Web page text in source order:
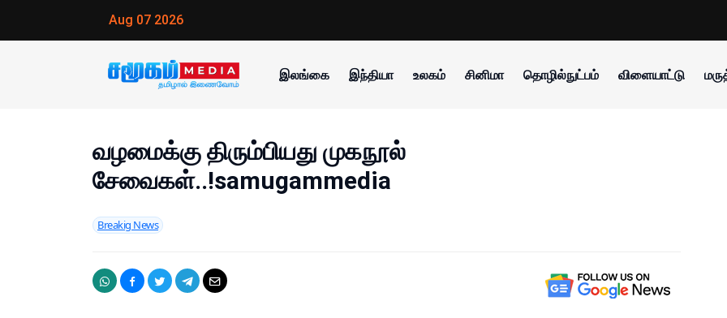
Aug 07 2026
இலங்கை இந்தியா உலகம் சினிமா தொழில்நுட்பம் விளையாட்டு
வழமைக்கு திரும்பியது முகநூல்
சேவைகள்..!samugammedia
Breakig News